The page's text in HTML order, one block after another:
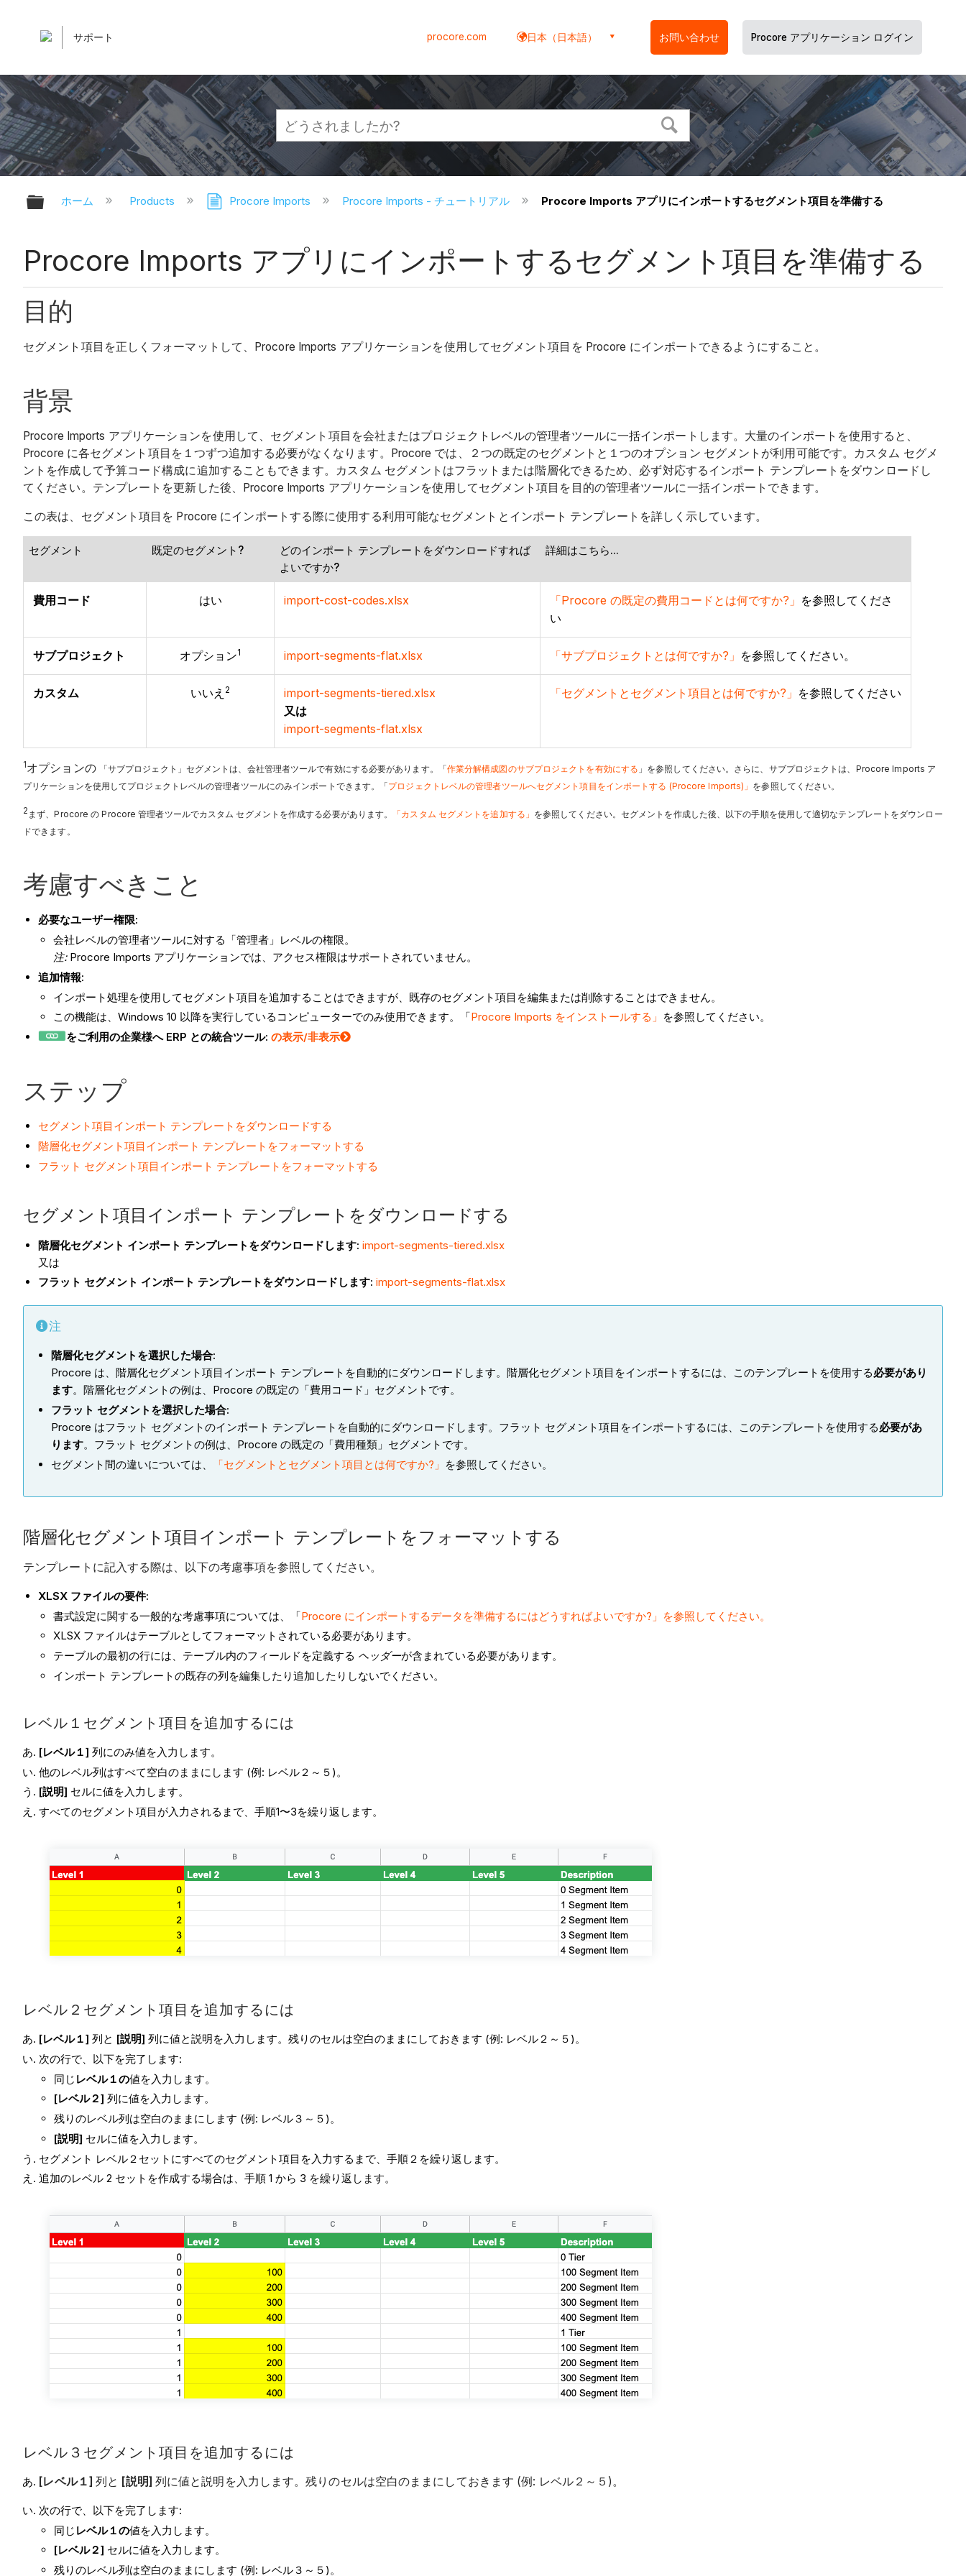
サポート procore.com 日本（日本語） お問い合わせ Procore アプリケーション ログイン
グローバル階層を展開/折りたたむ
ホーム Products Procore Imports Procore Imports - チュートリアル Procore Imports アプリにインポートするセグメント項目を準備する
Procore Imports アプリにインポートするセグメント項目を準備する
目的
セグメント項目を正しくフォーマットして、Procore Imports アプリケーションを使用してセグメント項目を Procore にインポートできるようにすること。
背景
Procore Imports アプリケーションを使用して、セグメント項目を会社またはプロジェクトレベルの管理者ツールに一括インポートします。大量のインポートを使用すると、
Procore に各セグメント項目を１つずつ追加する必要がなくなります。Procore では、２つの既定のセグメントと１つのオプション セグメントが利用可能です。カスタム セグメ
ントを作成して予算コード構成に追加することもできます。カスタム セグメントはフラットまたは階層化できるため、必ず対応するインポート テンプレートをダウンロードし
てください。テンプレートを更新した後、Procore Imports アプリケーションを使用してセグメント項目を目的の管理者ツールに一括インポートできます。
この表は、セグメント項目を Procore にインポートする際に使用する利用可能なセグメントとインポート テンプレートを詳しく示しています。
セグメント 既定のセグメント?
どのインポート テンプレートをダウンロードすれば
よいですか?
詳細はこちら...
費用コード はい import-cost-codes.xlsx 「Procore の既定の費用コードとは何ですか?」 を参照してくださ
い
サブプロジェクト オプション1 import-segments-flat.xlsx 「サブプロジェクトとは何ですか?」 を参照してください。
カスタム いいえ 2
import-segments-tiered.xlsx
又は
import-segments-flat.xlsx
「セグメントとセグメント項目とは何ですか?」 を参照してください
1 オプションの 「サブプロジェクト」セグメントは、会社管理者ツールで有効にする必要があります。「作業分解構成図のサブプロジェクトを有効にする 」を参照してください。さらに、サブプロジェクトは、Procore Imports ア
プリケーションを使用してプロジェクトレベルの管理者ツールにのみインポートできます。「プロジェクトレベルの管理者ツールへセグメント項目をインポートする (Procore Imports)」 を参照してください。
2 まず、Procore の Procore 管理者ツールでカスタム セグメントを作成する必要があります。 「カスタム セグメントを追加する」 を参照してください。セグメントを作成した後、以下の手順を使用して適切なテンプレートをダウンロー
ドできます。
考慮すべきこと
必要なユーザー権限:
会社レベルの管理者ツールに対する「管理者」レベルの権限。
注:Procore Imports アプリケーションでは、アクセス権限はサポートされていません。
追加情報:
インポート処理を使用してセグメント項目を追加することはできますが、既存のセグメント項目を編集または削除することはできません。
この機能は、Windows 10 以降を実行しているコンピューターでのみ使用できます。「Procore Imports をインストールする」 を参照してください。
をご利用の企業様へ ERP との統合ツール: の表示/非表示
ステップ
セグメント項目インポート テンプレートをダウンロードする
階層化セグメント項目インポート テンプレートをフォーマットする
フラット セグメント項目インポート テンプレートをフォーマットする
セグメント項目インポート テンプレートをダウンロードする
階層化セグメント インポート テンプレートをダウンロードします: import-segments-tiered.xlsx
又は
フラット セグメント インポート テンプレートをダウンロードします: import-segments-flat.xlsx
注
階層化セグメントを選択した場合:
Procore は、階層化セグメント項目インポート テンプレートを自動的にダウンロードします。階層化セグメント項目をインポートするには、このテンプレートを使用する必要があり
ます。階層化セグメントの例は、Procore の既定の「費用コード」セグメントです。
フラット セグメントを選択した場合:
Procore はフラット セグメントのインポート テンプレートを自動的にダウンロードします。フラット セグメント項目をインポートするには、このテンプレートを使用する必要があ
ります。フラット セグメントの例は、Procore の既定の「費用種類」セグメントです。
セグメント間の違いについては、
「セグメントとセグメント項目とは何ですか?」 を参照してください。
階層化セグメント項目インポート テンプレートをフォーマットする
テンプレートに記入する際は、以下の考慮事項を参照してください。
XLSX ファイルの要件:
書式設定に関する一般的な考慮事項については、「Procore にインポートするデータを準備するにはどうすればよいですか?」を参照してください。
XLSX ファイルはテーブルとしてフォーマットされている必要があります。
テーブルの最初の行には、テーブル内のフィールドを定義する ヘッダーが含まれている必要があります。
インポート テンプレートの既存の列を編集したり追加したりしないでください。
レベル１セグメント項目を追加するには
[レベル１] 列にのみ値を入力します。
他のレベル列はすべて空白のままにします (例: レベル２～５)。
[説明] セルに値を入力します。
すべてのセグメント項目が入力されるまで、手順1〜3を繰り返します。
レベル２セグメント項目を追加するには
[レベル１] 列と [説明] 列に値と説明を入力します。残りのセルは空白のままにしておきます (例: レベル２～５)。
次の行で、以下を完了します:
同じ レベル１の値を入力します。
[レベル２] 列に値を入力します。
残りのレベル列は空白のままにします (例: レベル３～５)。
[説明] セルに値を入力します。
セグメント レベル２セットにすべてのセグメント項目を入力するまで、手順２を繰り返します。
追加のレベル 2 セットを作成する場合は、手順 1 から 3 を繰り返します。
レベル３セグメント項目を追加するには
[レベル１] 列と [説明] 列に値と説明を入力します。残りのセルは空白のままにしておきます (例: レベル２～５)。
次の行で、以下を完了します:
同じ レベル１の値を入力します。
[レベル２] セルに値を入力します。
残りのレベル列は空白のままにします (例: レベル３～５)。